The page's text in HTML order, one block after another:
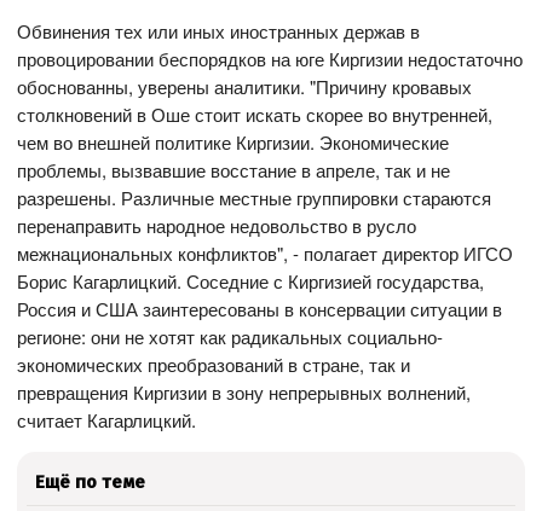
Обвинения тех или иных иностранных держав в
провоцировании беспорядков на юге Киргизии недостаточно
обоснованны, уверены аналитики. "Причину кровавых
столкновений в Оше стоит искать скорее во внутренней,
чем во внешней политике Киргизии. Экономические
проблемы, вызвавшие восстание в апреле, так и не
разрешены. Различные местные группировки стараются
перенаправить народное недовольство в русло
межнациональных конфликтов", - полагает директор ИГСО
Борис Кагарлицкий. Соседние с Киргизией государства,
Россия и США заинтересованы в консервации ситуации в
регионе: они не хотят как радикальных социально-
экономических преобразований в стране, так и
превращения Киргизии в зону непрерывных волнений,
считает Кагарлицкий.
Ещё по теме